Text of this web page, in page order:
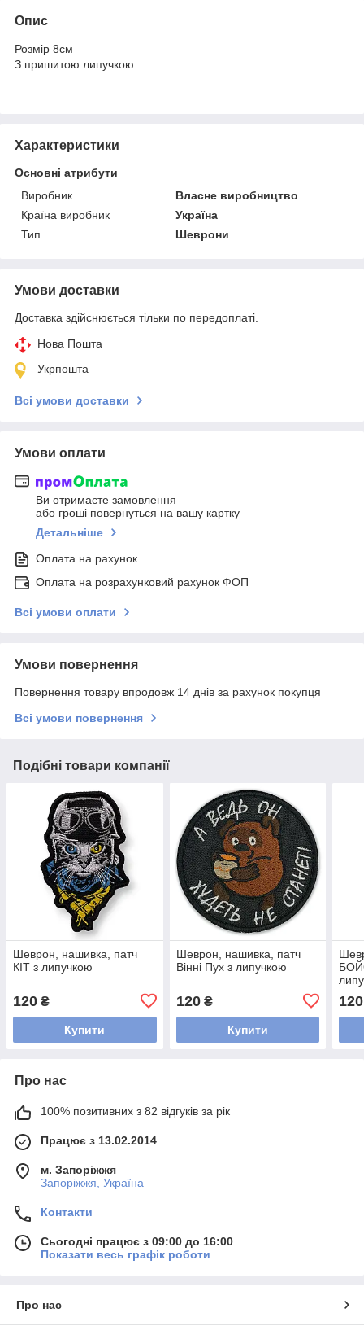
Опис
Розмір 8см
З пришитою липучкою
Характеристики
Основні атрибути
Виробник
Власне виробництво
Країна виробник
Україна
Тип
Шеврони
Умови доставки
Доставка здійснюється тільки по передоплаті.
Нова Пошта
Укрпошта
Всі умови доставки
Умови оплати
Ви отримаєте замовлення
або гроші повернуться на вашу картку
Детальніше
Оплата на рахунок
Оплата на розрахунковий рахунок ФОП
Всі умови оплати
Умови повернення
Повернення товару впродовж 14 днів за рахунок покупця
Всі умови повернення
Подібні товари компанії
Шеврон, нашивка, патч
КІТ з липучкою
120 ₴
Купити
Шеврон, нашивка, патч
Вінні Пух з липучкою
120₴
Купити
120
Про нас
100% позитивних з 82 відгуків за рік
Працює з 13.02.2014
м. Запоріжжя
Запоріжжя, Україна
Контакти
Сьогодні працює з 09:00 до 16:00
Показати весь графік роботи
Про нас